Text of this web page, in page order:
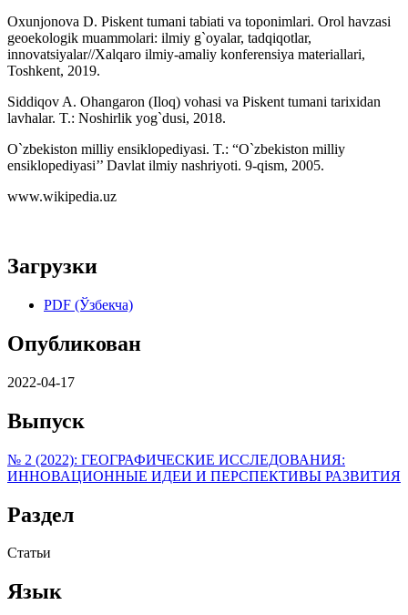
Oxunjonova D. Piskent tumani tabiati va toponimlari. Orol havzasi
geoekologik muammolari: ilmiy g`oyalar, tadqiqotlar,
innovatsiyalar//Xalqaro ilmiy-amaliy konferensiya materiallari,
Toshkent, 2019.
Siddiqov A. Ohangaron (Iloq) vohasi va Piskent tumani tarixidan
lavhalar. T.: Noshirlik yog`dusi, 2018.
O`zbekiston milliy ensiklopediyasi. T.: “O`zbekiston milliy
ensiklopediyasi’’ Davlat ilmiy nashriyoti. 9-qism, 2005.
www.wikipedia.uz
Загрузки
PDF (Ўзбекча)
Опубликован
2022-04-17
Выпуск
№ 2 (2022): ГЕОГРАФИЧЕСКИЕ ИССЛЕДОВАНИЯ:
ИННОВАЦИОННЫЕ ИДЕИ И ПЕРСПЕКТИВЫ РАЗВИТИЯ
Раздел
Статьи
Язык